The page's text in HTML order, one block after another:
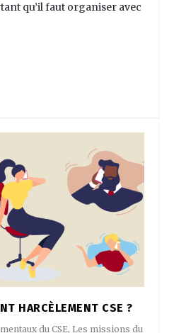
qu’il faut organiser avec
HARCÈLEMENT CSE ?
du CSE, Les missions du